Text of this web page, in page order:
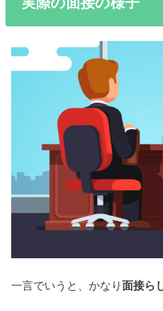
一言でいうと、かなり面接ら